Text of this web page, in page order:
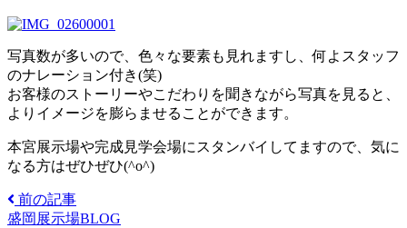
写真数が多いので、色々な要素も見れますし、何よスタッフ
のナレーション付き(笑)
お客様のストーリーやこだわりを聞きながら写真を見ると、
よりイメージを膨らませることができます。
本宮展示場や完成見学会場にスタンバイしてますので、気に
なる方はぜひぜひ(^o^)
前の記事
盛岡展示場BLOG